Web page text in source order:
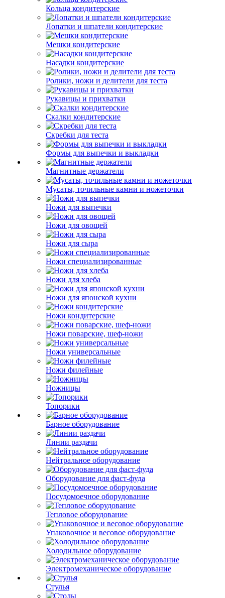
Кольца кондитерские
Лопатки и шпатели кондитерские
Мешки кондитерские
Насадки кондитерские
Ролики, ножи и делители для теста
Рукавицы и прихватки
Скалки кондитерские
Скребки для теста
Формы для выпечки и выкладки
Магнитные держатели
Мусаты, точильные камни и ножеточки
Ножи для выпечки
Ножи для овощей
Ножи для сыра
Ножи специализированные
Ножи для хлеба
Ножи для японской кухни
Ножи кондитерские
Ножи поварские, шеф-ножи
Ножи универсальные
Ножи филейные
Ножницы
Топорики
Барное оборудование
Линии раздачи
Нейтральное оборудование
Оборудование для фаст-фуда
Посудомоечное оборудование
Тепловое оборудование
Упаковочное и весовое оборудование
Холодильное оборудование
Электромеханическое оборудование
Стулья